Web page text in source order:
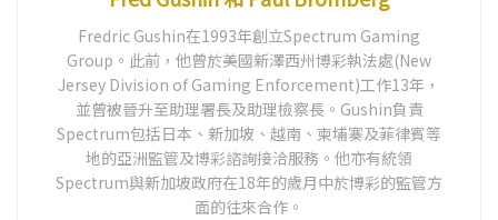
Fredric Gushin在1993年創立Spectrum Gaming
Group。此前，他曾於美國新澤西州博彩執法處(New
Jersey Division of Gaming Enforcement)工作13年，
並曾被晉升至助理署長及助理檢察長。Gushin負責
Spectrum包括日本、新加坡、越南、柬埔寨及菲律賓等
地的亞洲監管及博彩諮詢接洽服務。他亦有統領
Spectrum與新加坡政府在18年的歲月中於博彩的監管方
面的往來合作。